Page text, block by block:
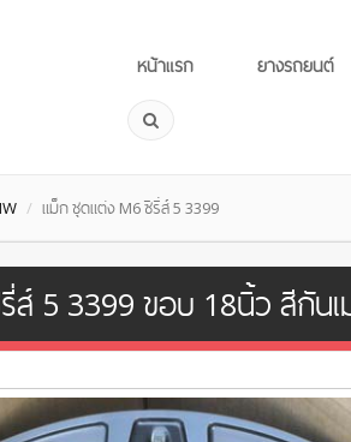
หน้าแรก ยางรถยนต์
แม็ก ชุดแต่ง M6 ซีรี่ส์ 5 3399
5 3399 ขอบ 18นิ้ว สีกันเ